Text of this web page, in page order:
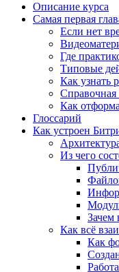
Описание курса
Самая первая
Если нет
Где
Типовые
Как узнать
Как
Глоссарий
Как устроен
Из чего
Зачем
Как всё
Как